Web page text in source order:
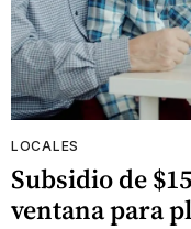
LOCALES
Subsidio de
ventana para